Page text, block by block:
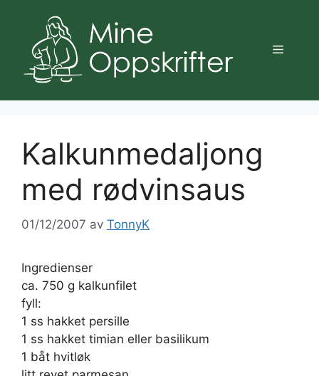
innhold
Meny
Kalkunmedaljong
med rødvinsaus
01/12/2007 av TonnyK
Ingredienser
ca. 750 g kalkunfilet
fyll:
1 ss hakket persille
1 ss hakket timian eller basilikum
1 båt hvitløk